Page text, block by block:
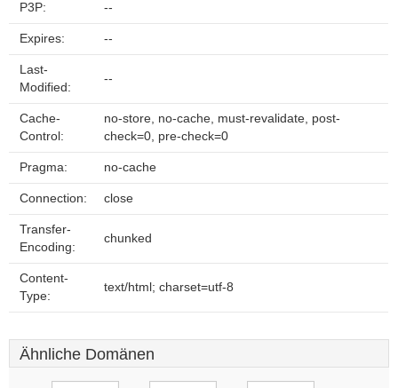
P3P: --
Expires: --
Last-
Modified:
--
Cache-
Control:
no-store, no-cache, must-revalidate, post-
check=0, pre-check=0
Pragma: no-cache
Connection: close
Transfer-
Encoding:
chunked
Content-
Type:
text/html; charset=utf-8
Ähnliche Domänen